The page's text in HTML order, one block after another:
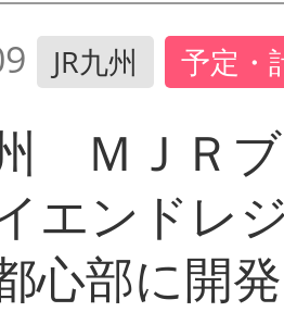
JR九州 予定・
州 ＭＪＲ
エンド
心部に開発